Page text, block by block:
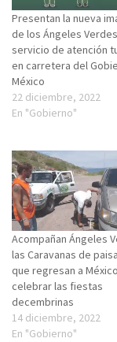
Presentan la nueva
de los Ángeles
servicio de atención
en carretera del
México
22 diciembre, 2022
En "Gobierno"
Acompañan Ángeles
las Caravanas de
que regresan a
celebrar las fiestas
decembrinas
14 diciembre, 2022
En "Gobierno"